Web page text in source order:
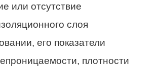
или отсутствие
слоя
его показатели
плотности